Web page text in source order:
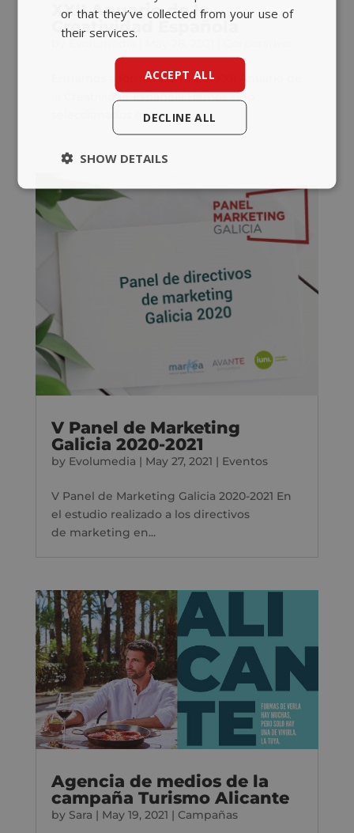
XXII Anuario de la
Creatividad Española
Entramos a formar parte del XXII Anuario de
la Creatividad Española Hemos sido
seleccionados entre...
V Panel de Marketing
Galicia 2020-2021
by Evolumedia | May 27, 2021 | Eventos
V Panel de Marketing Galicia 2020-2021 En
el estudio realizado a los directivos
de marketing en...
Agencia de medios de la
campaña Turismo Alicante
by Sara | May 19, 2021 | Campañas
or that they’ve collected from your use of
their services.
ACCEPT ALL
DECLINE ALL
SHOW DETAILS